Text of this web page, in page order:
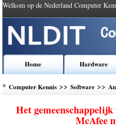
Welkom op de Nederland Computer
Home Hardware
* Computer Kennis >> Software >>
Het
McAfee